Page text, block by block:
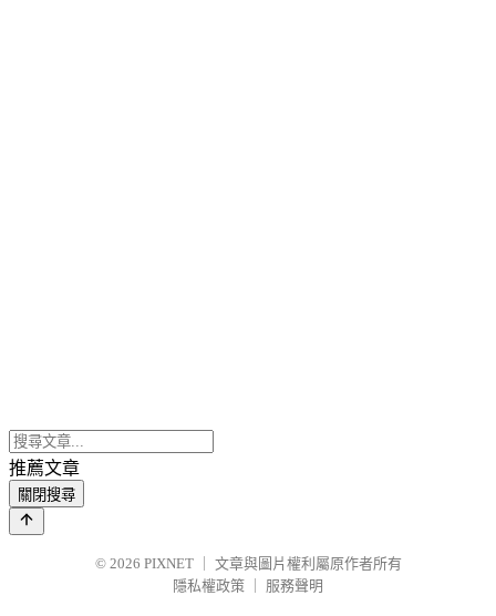
推薦文章
關閉搜尋
© 2026 PIXNET
文章與圖片權利屬原作者所有
隱私權政策
服務聲明